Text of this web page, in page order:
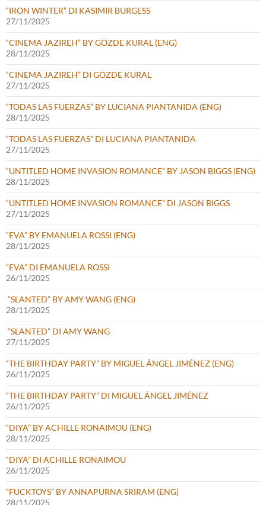
“IRON WINTER” DI KASIMIR BURGESS
27/11/2025
“CINEMA JAZIREH” BY GÖZDE KURAL (ENG)
28/11/2025
“CINEMA JAZIREH” DI GÖZDE KURAL
27/11/2025
“TODAS LAS FUERZAS” BY LUCIANA PIANTANIDA (ENG)
28/11/2025
“TODAS LAS FUERZAS” DI LUCIANA PIANTANIDA
27/11/2025
“UNTITLED HOME INVASION ROMANCE” BY JASON BIGGS (ENG)
28/11/2025
“UNTITLED HOME INVASION ROMANCE” DI JASON BIGGS
27/11/2025
“EVA” BY EMANUELA ROSSI (ENG)
28/11/2025
“EVA” DI EMANUELA ROSSI
26/11/2025
“SLANTED” BY AMY WANG (ENG)
28/11/2025
“SLANTED” DI AMY WANG
27/11/2025
“THE BIRTHDAY PARTY” BY MIGUEL ÁNGEL JIMÉNEZ (ENG)
26/11/2025
“THE BIRTHDAY PARTY” DI MIGUEL ÁNGEL JIMÉNEZ
26/11/2025
“DIYA” BY ACHILLE RONAIMOU (ENG)
28/11/2025
“DIYA” DI ACHILLE RONAIMOU
26/11/2025
“FUCKTOYS” BY ANNAPURNA SRIRAM (ENG)
28/11/2025